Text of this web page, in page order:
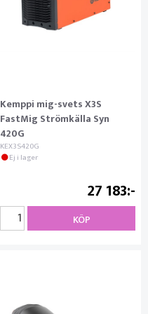
Kemppi mig-svets X3S
FastMig Strömkälla Syn
420G
KEX3S420G
Ej i lager
27 183
KÖP